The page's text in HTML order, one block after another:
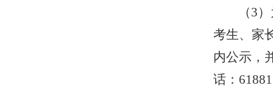
（3
考生、家
内公示，
话：